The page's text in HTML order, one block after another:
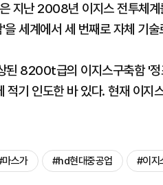
지난 2008년 이지스 전투체
세계에서 세 번째로 자체 기
된 8200t급의 이지스구축함 '
기 인도한 바 있다. 현재 이
스가 #hd현대중공업 #이지